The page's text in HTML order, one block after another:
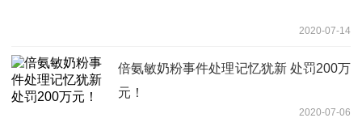
2020-07-14
倍氨敏奶粉事件处理记忆犹新 处罚200万
元！
2020-07-06